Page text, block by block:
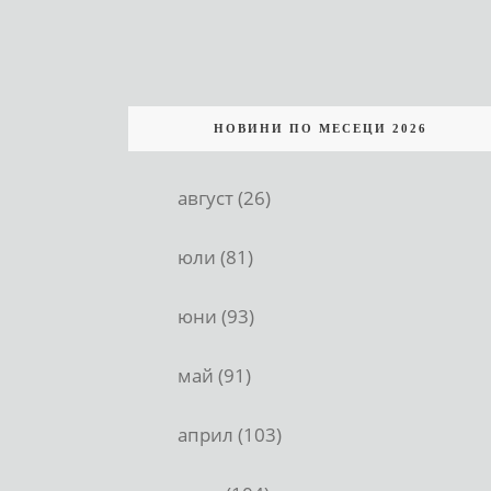
НОВИНИ ПО МЕСЕЦИ 2026
август (26)
юли (81)
юни (93)
май (91)
април (103)